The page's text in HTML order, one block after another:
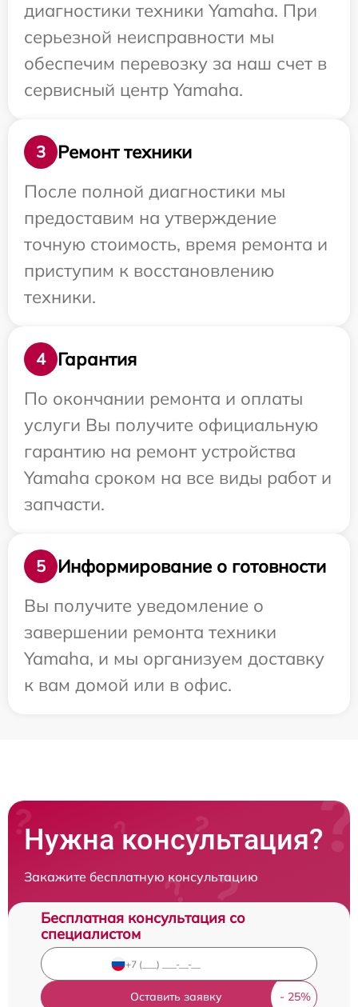
диагностики техники Yamaha. При
серьезной неисправности мы
обеспечим перевозку за наш счет в
сервисный центр Yamaha.
3
Ремонт техники
После полной диагностики мы
предоставим на утверждение
точную стоимость, время ремонта и
приступим к восстановлению
техники.
4
Гарантия
По окончании ремонта и оплаты
услуги Вы получите официальную
гарантию на ремонт устройства
Yamaha сроком на все виды работ и
запчасти.
5
Информирование о готовности
Вы получите уведомление о
завершении ремонта техники
Yamaha, и мы организуем доставку
к вам домой или в офис.
Нужна консультация?
Закажите бесплатную консультацию
Бесплатная консультация со
специалистом
Оставить заявку